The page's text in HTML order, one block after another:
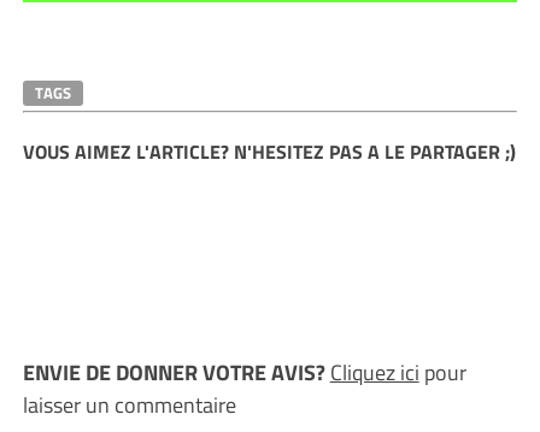
TAGS
VOUS AIMEZ L'ARTICLE? N'HESITEZ PAS A LE PARTAGER ;)
ENVIE DE DONNER VOTRE AVIS?Cliquez ici pour
laisser un commentaire